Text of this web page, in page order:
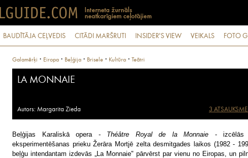
BAUDĪTĀJA CEĻVEDIS CITĀDI MARŠRUTI INSIDER'S VIEW VEIKALS FOTO
Galamērķi · Eiropa · Beļģija · Brisele · Kultūra · Teātri
LA MONNAIE
Autors: Margarita Zieda 3
Beļģijas Karaliskā opera - Théâtre Royal de la Monnaie - izcēlās
eksperimentēšanas prieku Žerāra Mortjē zelta desmitgades laikos (1982 -
beļģu intendantam izdevās „La Monnaie" pārvērst par vienu no Eiropas, un